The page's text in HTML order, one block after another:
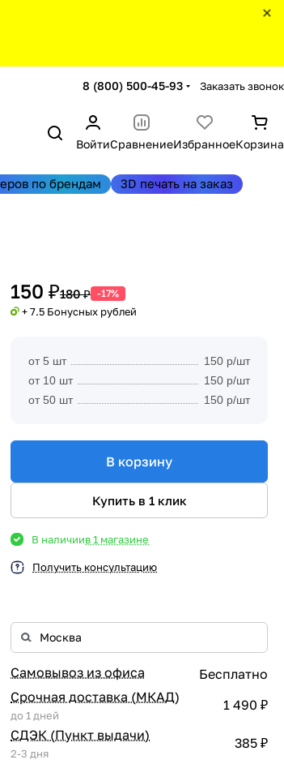
8 (800) 500-45-93 Заказать звонок
ВойтиСравнениеИзбранноеКорзина
по брендам 3D печать на заказ
150 ₽180 ₽ -17%
+ 7.5 Бонусных рублей
от 5 шт
150 р/шт
от 10 шт
150 р/шт
от 50 шт
150 р/шт
В корзину
Купить в 1 клик
В наличиив 1 магазине
Получить консультацию
Самовывоз из офиса
Бесплатно
Срочная доставка (МКАД)
до 1 дней
1 490 ₽
СДЭК (Пункт выдачи)
2-3 дня
385 ₽